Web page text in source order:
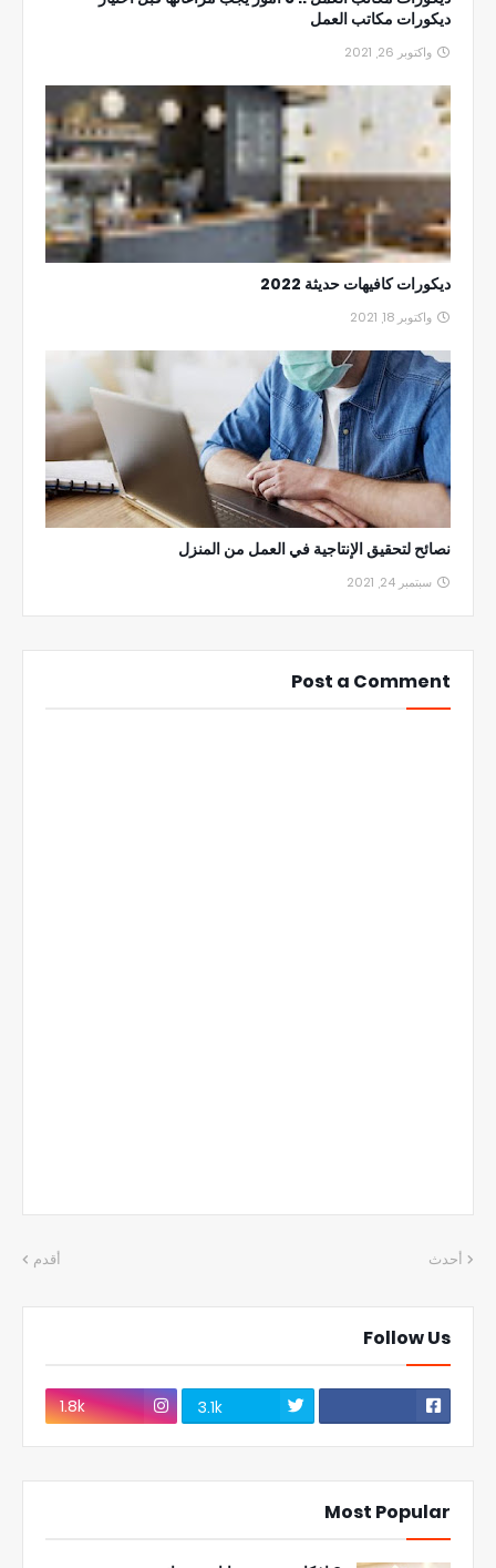
ديكورات مكاتب العمل
واكتوبر 26, 2021
ديكورات كافيهات حديثة 2022
واكتوبر 18, 2021
نصائح لتحقيق الإنتاجية في العمل من المنزل
سبتمبر 24, 2021
Post a Comment
أحدث أقدم
Follow Us
3.1k
1.8k
Most Popular